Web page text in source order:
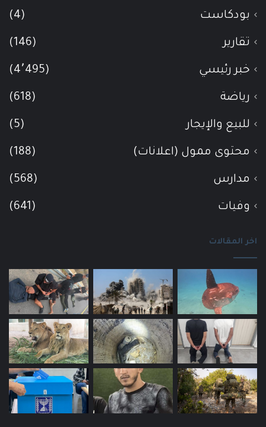
بودكاست (4)
تقارير (146)
خبر رئيسي (4٬495)
رياضة (618)
للبيع والإيجار (5)
محتوى ممول (اعلانات) (188)
مدارس (568)
وفيات (641)
اخر المقالات